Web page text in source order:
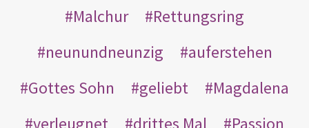
Malchur
Rettungsring
neunundneunzig
auferstehen
Gottes Sohn
geliebt
Magdalena
verleugnet
drittes Mal
Passion